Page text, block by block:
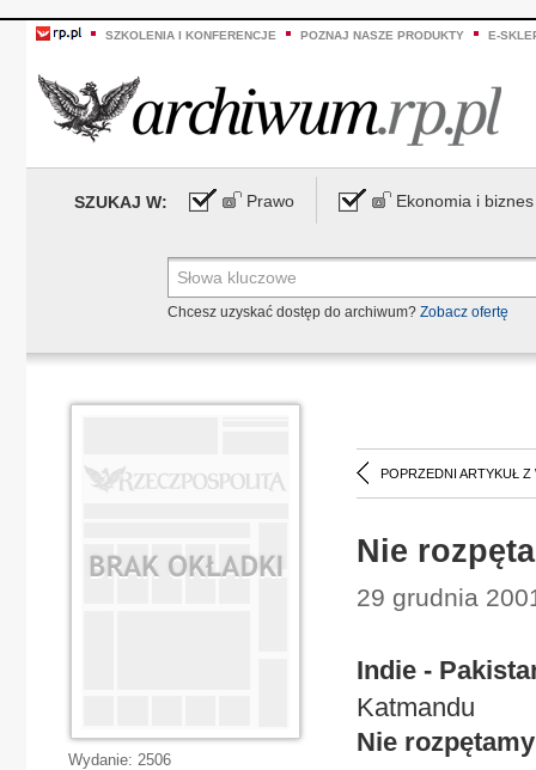
SZKOLENIA I KONFERENCJE POZNAJ NASZE PRODUKTY E-
SZUKAJ W: Prawo Ekonomia i biznes
Chcesz uzyskać dostęp do archiwum? Zobacz ofertę
POPRZEDNI ARTYKUŁ Z
Nie
29 grudnia
Indie -
Katmandu
Nie
Wydanie: 2506